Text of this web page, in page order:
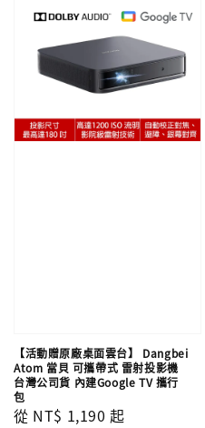
【活動贈原廠桌面雲台】 Dangbei
Atom 當貝 可攜帶式 雷射投影機
台灣公司貨 內建Google TV 攜行
包
Regular
從 NT$ 1,190 起